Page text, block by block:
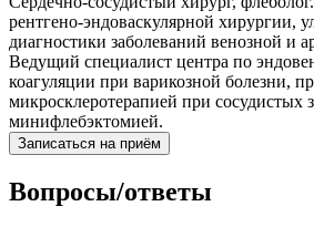
рентгено-эндоваскулярной хирургии,
диагностики заболеваний венозной и
Ведущий специалист центра по
коагуляции при варикозной болезни,
микросклеротерапией при сосудистых
минифлебэктомией.
Записаться на приём
Вопросы/ответы